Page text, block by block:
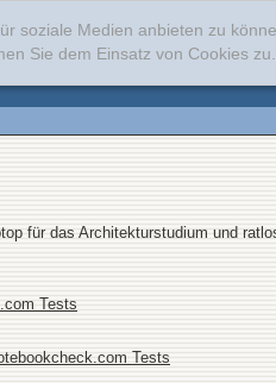
soziale Medien anbieten zu
Sie dem Einsatz von Cookies zu.
für das Architekturstudium und
Tests
Tests